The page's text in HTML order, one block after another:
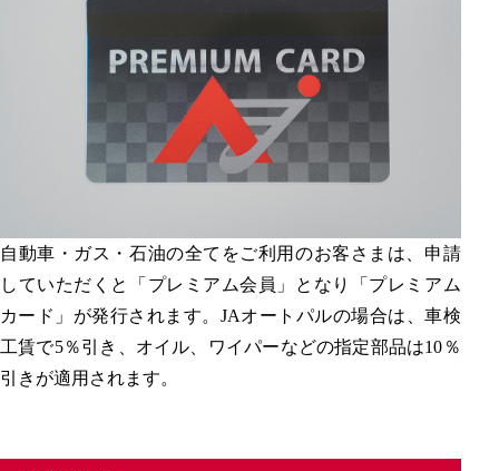
自動車・ガス・石油の全てをご利用のお客さまは、申請
していただくと「プレミアム会員」となり「プレミアム
カード」が発行されます。JAオートパルの場合は、車検
工賃で5％引き、オイル、ワイパーなどの指定部品は10％
引きが適用されます。